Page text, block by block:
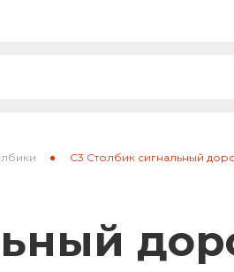
C3 Столбик сигнальный